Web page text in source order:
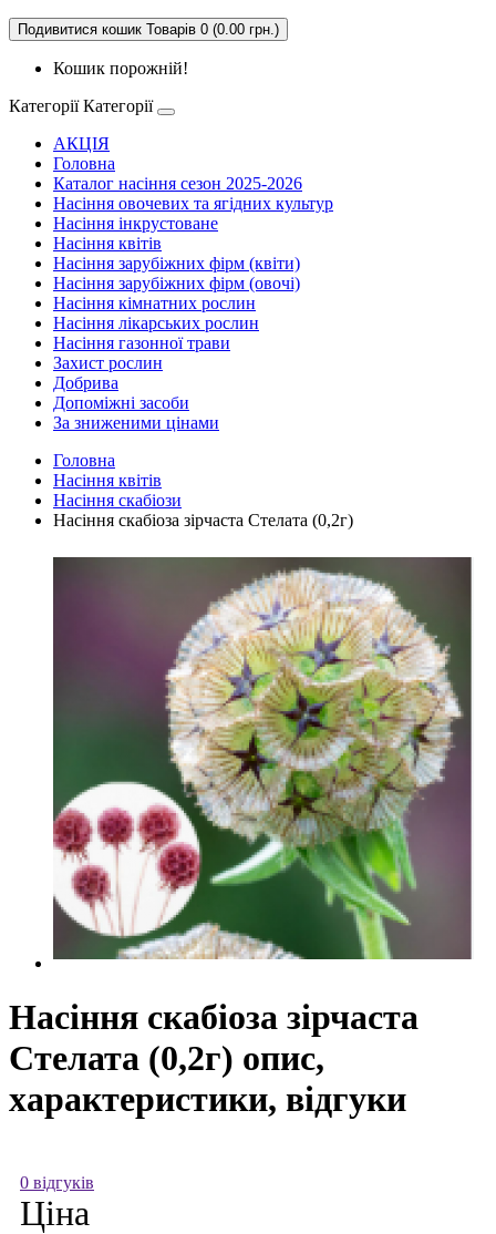
Подивитися кошик Товарів 0 (0.00 грн.)
Кошик порожній!
Категорії Категорії
АКЦІЯ
Головна
Каталог насіння сезон 2025-2026
Насіння овочевих та ягідних культур
Насіння інкрустоване
Насіння квітів
Насіння зарубіжних фірм (квіти)
Насіння зарубіжних фірм (овочі)
Насіння кімнатних рослин
Насіння лікарських рослин
Насіння газонної трави
Захист рослин
Добрива
Допоміжні засоби
За зниженими цінами
Головна
Насіння квітів
Насіння скабіози
Насіння скабіоза зірчаста Стелата (0,2г)
Насіння скабіоза зірчаста
Стелата (0,2г) опис,
характеристики, відгуки
0 відгуків
Ціна